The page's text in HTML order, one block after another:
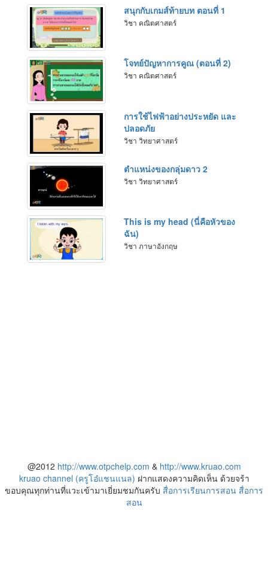
สนุกกับเกมส์ท้ายบท ตอนที่ 1
วิชา คณิตศาสตร์
โจทย์ปัญหาการคูณ (ตอนที่ 2)
วิชา คณิตศาสตร์
การใช้ไฟฟ้าอย่างประหยัด และ
ปลอดภัย
วิชา วิทยาศาสตร์
ตำแหน่งของกลุ่มดาว 2
วิชา วิทยาศาสตร์
This is my head (นี่คือหัวของ
ฉัน)
วิชา ภาษาอังกฤษ
@2012 http://www.otpchelp.com & http://www.kruao.com
kruao channel (ครูโอ๋แชนแนล) ฝากแสดงความคิดเห็น ด้วยจร้า
ขอบคุณทุกท่านที่แวะเข้ามาเยี่ยมชมกันครับ สื่อการเรียนการสอน สื่อการ
สอน